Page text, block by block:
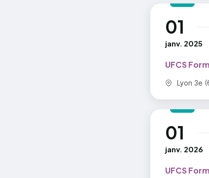
01
janv. 2025
au
UFCS
Lyon 3e
01
janv. 2026
au
UFCS